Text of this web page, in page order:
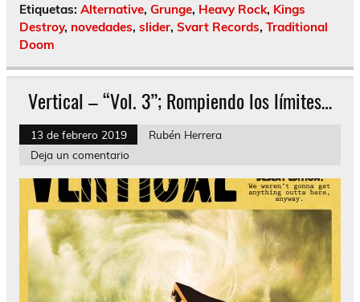
Etiquetas: Alternative, Grunge, Heavy Rock, Kings
Destroy, novedades, slider, Svart Records, Traditional
Doom
Vertical – “Vol. 3”; Rompiendo los límites…
13 de febrero 2019
Rubén Herrera
Deja un comentario